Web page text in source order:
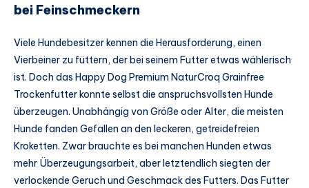
bei Feinschmeckern
Viele Hundebesitzer kennen die Herausforderung, einen
Vierbeiner zu füttern, der bei seinem Futter etwas wählerisch
ist. Doch das Happy Dog Premium NaturCroq Grainfree
Trockenfutter konnte selbst die anspruchsvollsten Hunde
überzeugen. Unabhängig von Größe oder Alter, die meisten
Hunde fanden Gefallen an den leckeren, getreidefreien
Kroketten. Zwar brauchte es bei manchen Hunden etwas
mehr Überzeugungsarbeit, aber letztendlich siegten der
verlockende Geruch und Geschmack des Futters. Das Futter